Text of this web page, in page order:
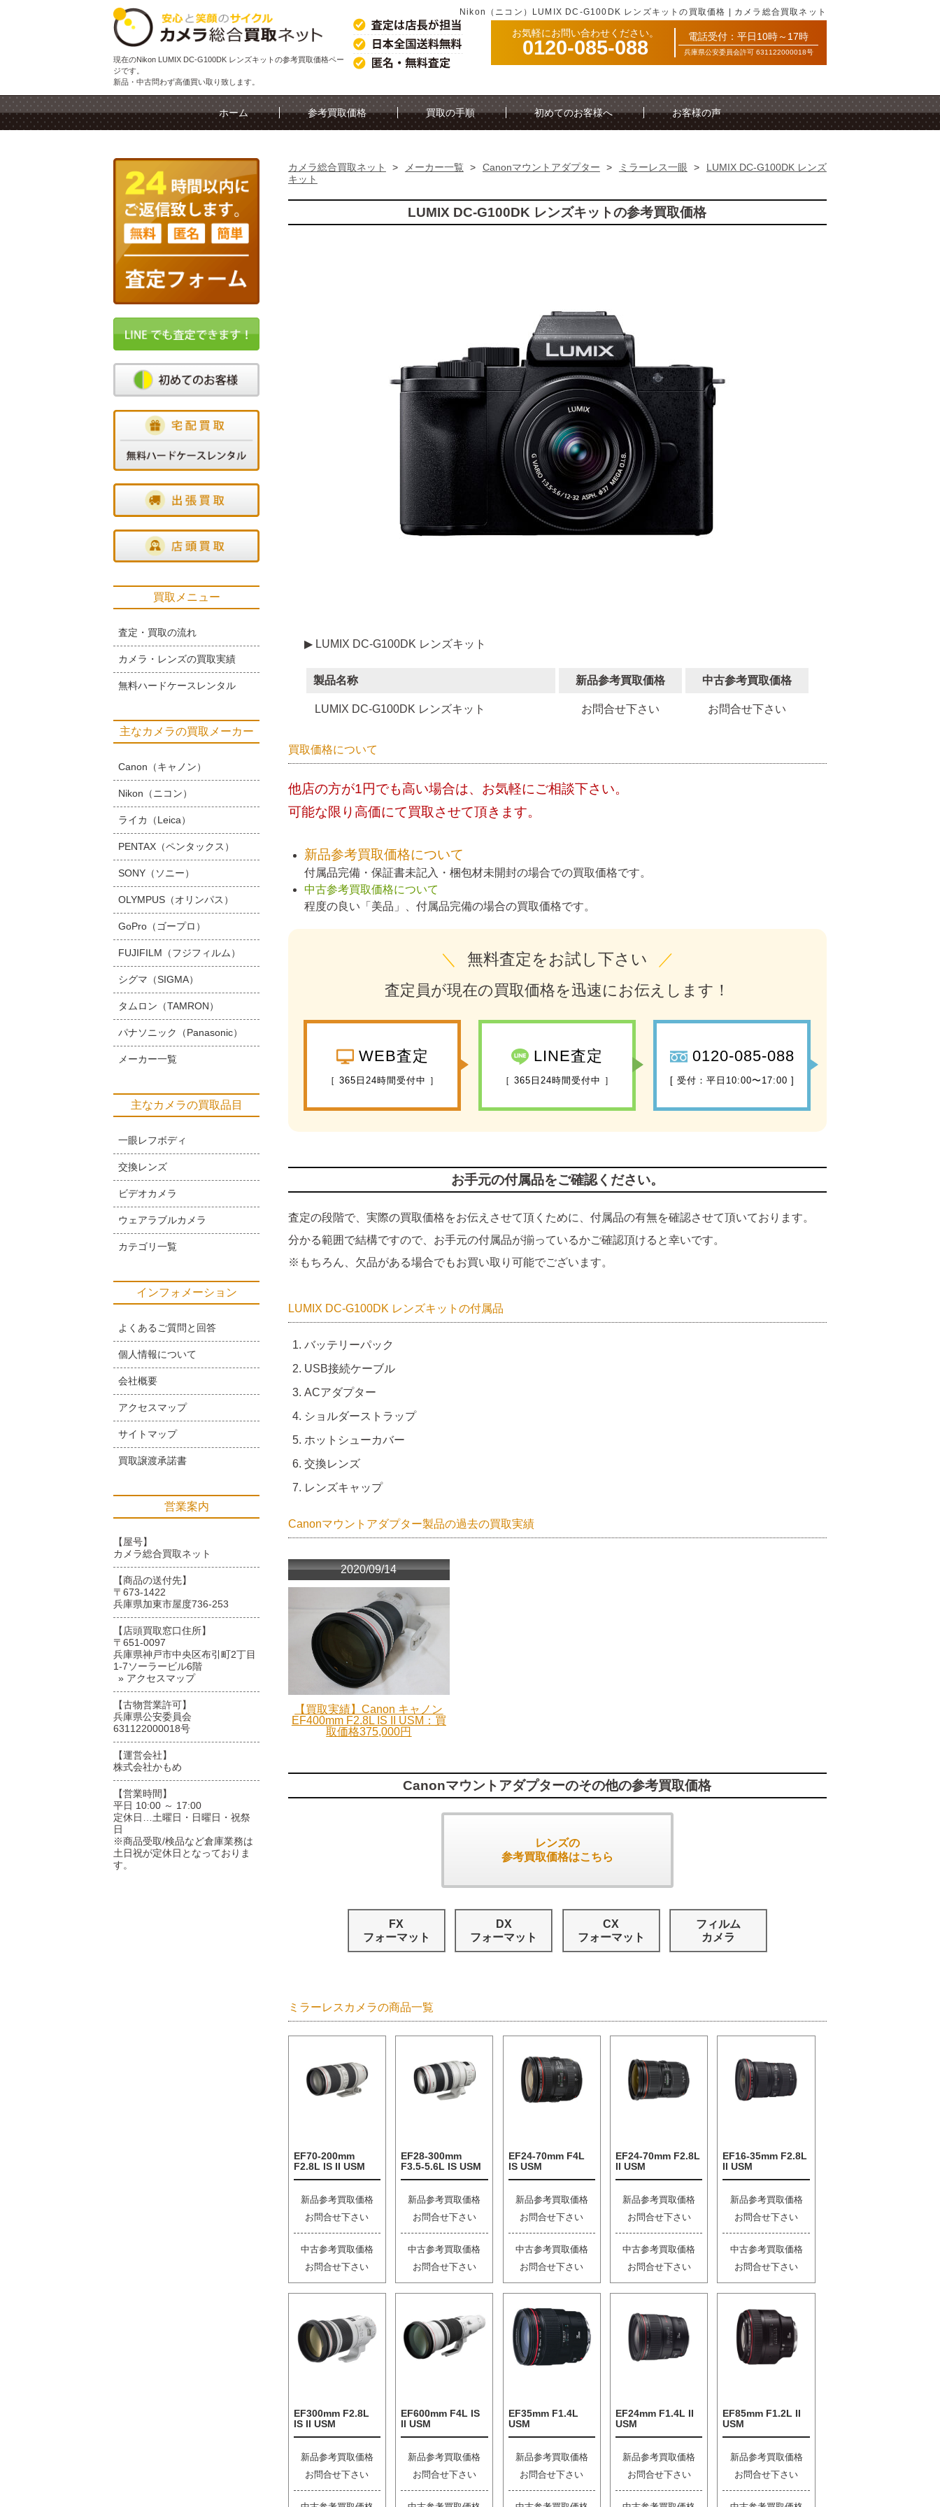
Nikon（ニコン）LUMIX DC-G100DK レンズキットの買取価格 | カメラ総合買取ネット
現在のNikon LUMIX DC-G100DK レンズキットの参考買取価格ペー
ジです。
新品・中古問わず高価買い取り致します。
お気軽にお問い合わせください。
0120-085-088 電話受付：平日10時～17時
兵庫県公安委員会許可 631122000018号
ホーム 参考買取価格 買取の手順 初めてのお客様へ お客様の声
カメラ総合買取ネット > メーカー一覧 > Canonマウントアダプター > ミラーレス一眼 >
LUMIX DC-G100DK レンズ
キット
LUMIX DC-G100DK レンズキットの参考買取価格
▶ LUMIX DC-G100DK レンズキット
製品名称 新品参考買取価格 中古参考買取価格
LUMIX DC-G100DK レンズキット お問合せ下さい お問合せ下さい
買取価格について
他店の方が1円でも高い場合は、お気軽にご相談下さい。
可能な限り高価にて買取させて頂きます。
新品参考買取価格について
付属品完備・保証書未記入・梱包材未開封の場合での買取価格です。
中古参考買取価格について
程度の良い「美品」、付属品完備の場合の買取価格です。
＼ 無料査定をお試し下さい ／
査定員が現在の買取価格を迅速にお伝えします！
WEB査定
［ 365日24時間受付中 ］
LINE査定
［ 365日24時間受付中 ］
0120-085-088
[ 受付：平日10:00〜17:00 ]
お手元の付属品をご確認ください。
査定の段階で、実際の買取価格をお伝えさせて頂くために、付属品の有無を確認させて頂いております。
分かる範囲で結構ですので、お手元の付属品が揃っているかご確認頂けると幸いです。
※もちろん、欠品がある場合でもお買い取り可能でございます。
LUMIX DC-G100DK レンズキットの付属品
バッテリーパック
USB接続ケーブル
ACアダプター
ショルダーストラップ
ホットシューカバー
交換レンズ
レンズキャップ
Canonマウントアダプター製品の過去の買取実績
2020/09/14
【買取実績】Canon キャノン
EF400mm F2.8L IS II USM：買
取価格375,000円
Canonマウントアダプターのその他の参考買取価格
レンズの
参考買取価格はこちら
FX
フォーマット
DX
フォーマット
CX
フォーマット
フィルム
カメラ
ミラーレスカメラの商品一覧
EF70-200mm
F2.8L IS II USM
新品参考買取価格
お問合せ下さい
中古参考買取価格
お問合せ下さい
EF28-300mm
F3.5-5.6L IS USM
新品参考買取価格
お問合せ下さい
中古参考買取価格
お問合せ下さい
EF24-70mm F4L
IS USM
新品参考買取価格
お問合せ下さい
中古参考買取価格
お問合せ下さい
EF24-70mm F2.8L
II USM
新品参考買取価格
お問合せ下さい
中古参考買取価格
お問合せ下さい
EF16-35mm F2.8L
II USM
新品参考買取価格
お問合せ下さい
中古参考買取価格
お問合せ下さい
EF300mm F2.8L
IS II USM
新品参考買取価格
お問合せ下さい
EF600mm F4L IS
II USM
新品参考買取価格
お問合せ下さい
EF35mm F1.4L
USM
新品参考買取価格
お問合せ下さい
EF24mm F1.4L II
USM
新品参考買取価格
お問合せ下さい
EF85mm F1.2L II
USM
新品参考買取価格
お問合せ下さい
買取メニュー
査定・買取の流れ
カメラ・レンズの買取実績
無料ハードケースレンタル
主なカメラの買取メーカー
Canon（キャノン）
Nikon（ニコン）
ライカ（Leica）
PENTAX（ペンタックス）
SONY（ソニー）
OLYMPUS（オリンパス）
GoPro（ゴープロ）
FUJIFILM（フジフィルム）
シグマ（SIGMA）
タムロン（TAMRON）
パナソニック（Panasonic）
メーカー一覧
主なカメラの買取品目
一眼レフボディ
交換レンズ
ビデオカメラ
ウェアラブルカメラ
カテゴリ一覧
インフォメーション
よくあるご質問と回答
個人情報について
会社概要
アクセスマップ
サイトマップ
買取譲渡承諾書
営業案内
【屋号】
カメラ総合買取ネット
【商品の送付先】
〒673-1422
兵庫県加東市屋度736-253
【店頭買取窓口住所】
〒651-0097
兵庫県神戸市中央区布引町2丁目
1-7ソーラービル6階
» アクセスマップ
【古物営業許可】
兵庫県公安委員会
631122000018号
【運営会社】
株式会社かもめ
【営業時間】
平日 10:00 ～ 17:00
定休日…土曜日・日曜日・祝祭
日
※商品受取/検品など倉庫業務は
土日祝が定休日となっておりま
す。